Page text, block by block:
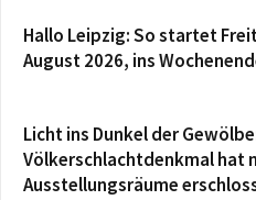
Hallo Leipzig: So startet
August 2026, ins
Licht ins Dunkel der
Völkerschlachtdenkmal hat
Ausstellungsräume